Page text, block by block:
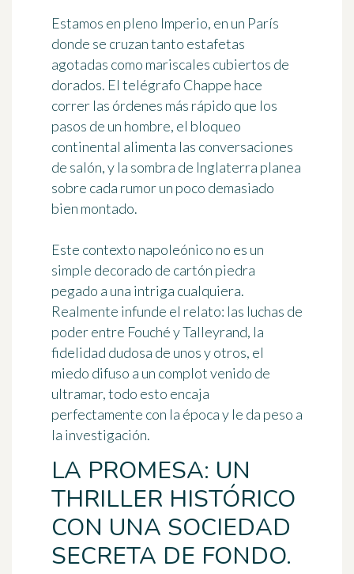
Estamos en pleno Imperio, en un París
donde se cruzan tanto estafetas
agotadas como mariscales cubiertos de
dorados. El telégrafo Chappe hace
correr las órdenes más rápido que los
pasos de un hombre, el bloqueo
continental alimenta las conversaciones
de salón, y la sombra de Inglaterra planea
sobre cada rumor un poco demasiado
bien montado.
Este contexto napoleónico no es un
simple decorado de cartón piedra
pegado a una intriga cualquiera.
Realmente infunde el relato: las luchas de
poder entre Fouché y Talleyrand, la
fidelidad dudosa de unos y otros, el
miedo difuso a un complot venido de
ultramar, todo esto encaja
perfectamente con la época y le da peso a
la investigación.
LA PROMESA: UN
THRILLER HISTÓRICO
CON UNA SOCIEDAD
SECRETA DE FONDO.